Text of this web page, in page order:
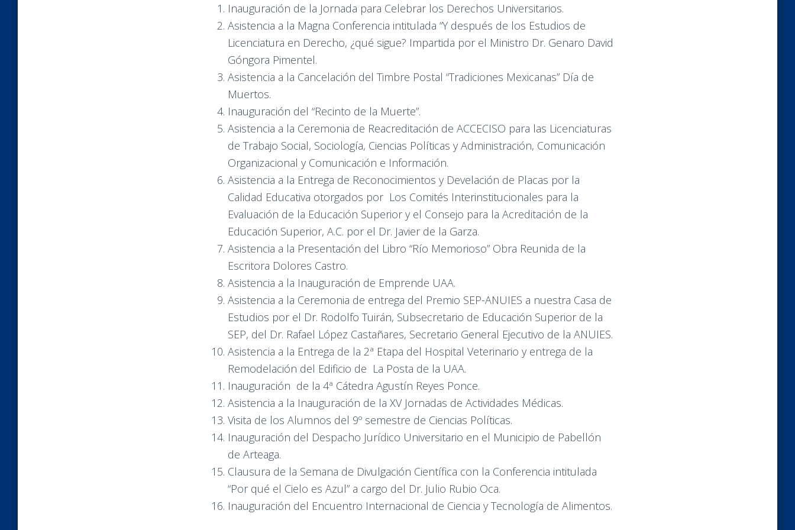
Inauguración de la Jornada para Celebrar los Derechos Universitarios.
Asistencia a la Magna Conferencia intitulada “Y después de los Estudios de
Licenciatura en Derecho, ¿qué sigue? Impartida por el Ministro Dr. Genaro David
Góngora Pimentel.
Asistencia a la Cancelación del Timbre Postal “Tradiciones Mexicanas” Día de
Muertos.
Inauguración del “Recinto de la Muerte”.
Asistencia a la Ceremonia de Reacreditación de ACCECISO para las Licenciaturas
de Trabajo Social, Sociología, Ciencias Políticas y Administración, Comunicación
Organizacional y Comunicación e Información.
Asistencia a la Entrega de Reconocimientos y Develación de Placas por la
Calidad Educativa otorgados por Los Comités Interinstitucionales para la
Evaluación de la Educación Superior y el Consejo para la Acreditación de la
Educación Superior, A.C. por el Dr. Javier de la Garza.
Asistencia a la Presentación del Libro “Río Memorioso” Obra Reunida de la
Escritora Dolores Castro.
Asistencia a la Inauguración de Emprende UAA.
Asistencia a la Ceremonia de entrega del Premio SEP-ANUIES a nuestra Casa de
Estudios por el Dr. Rodolfo Tuirán, Subsecretario de Educación Superior de la
SEP, del Dr. Rafael López Castañares, Secretario General Ejecutivo de la ANUIES.
Asistencia a la Entrega de la 2ª Etapa del Hospital Veterinario y entrega de la
Remodelación del Edificio de La Posta de la UAA.
Inauguración de la 4ª Cátedra Agustín Reyes Ponce.
Asistencia a la Inauguración de la XV Jornadas de Actividades Médicas.
Visita de los Alumnos del 9º semestre de Ciencias Políticas.
Inauguración del Despacho Jurídico Universitario en el Municipio de Pabellón
de Arteaga.
Clausura de la Semana de Divulgación Científica con la Conferencia intitulada
“Por qué el Cielo es Azul” a cargo del Dr. Julio Rubio Oca.
Inauguración del Encuentro Internacional de Ciencia y Tecnología de Alimentos.